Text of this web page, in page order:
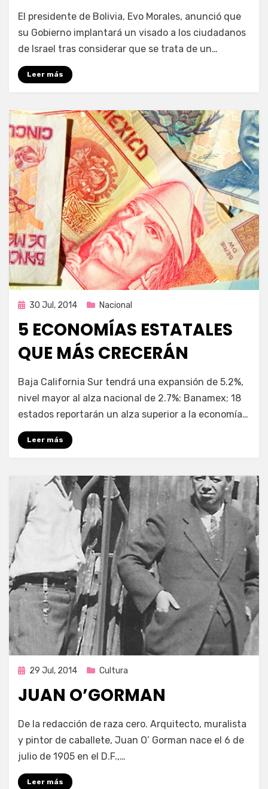
Fernando Miranda Servín
El presidente de Bolivia, Evo Morales, anunció que
su Gobierno implantará un visado a los ciudadanos
de Israel tras considerar que se trata de un…
Leer más
Publicada
30 Jul, 2014 Nacional
5 ECONOMÍAS ESTATALES
QUE MÁS CRECERÁN
porEnrique
Baja California Sur tendrá una expansión de 5.2%,
nivel mayor al alza nacional de 2.7%: Banamex; 18
estados reportarán un alza superior a la economía…
Leer más
Publicada
29 Jul, 2014 Cultura
JUAN O’GORMAN
por Enrique
De la redacción de raza cero. Arquitecto, muralista
y pintor de caballete, Juan O’ Gorman nace el 6 de
julio de 1905 en el D.F.,…
Leer más